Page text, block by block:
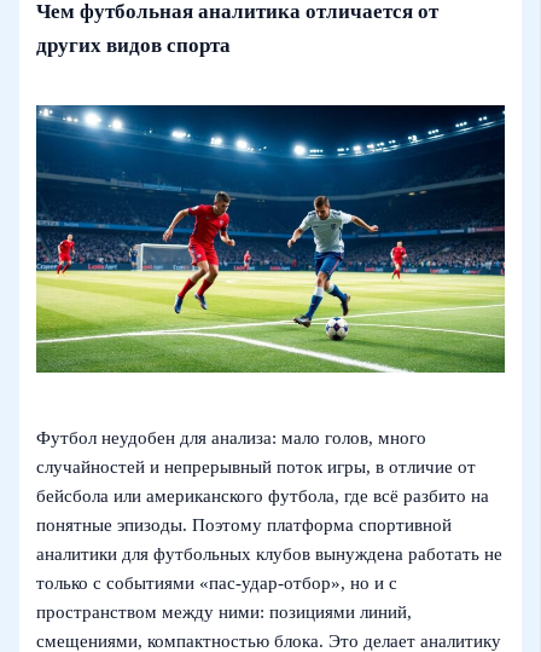
Чем футбольная аналитика отличается от
других видов спорта
Футбол неудобен для анализа: мало голов, много
случайностей и непрерывный поток игры, в отличие от
бейсбола или американского футбола, где всё разбито на
понятные эпизоды. Поэтому платформа спортивной
аналитики для футбольных клубов вынуждена работать не
только с событиями «пас‑удар‑отбор», но и с
пространством между ними: позициями линий,
смещениями, компактностью блока. Это делает аналитику